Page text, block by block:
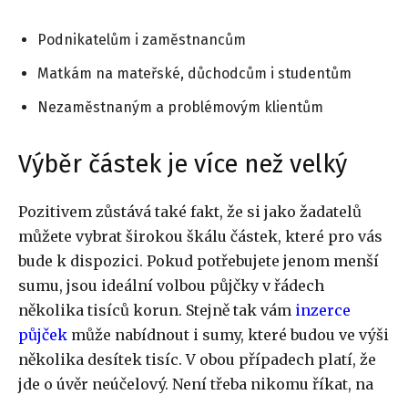
Podnikatelům i zaměstnancům
Matkám na mateřské, důchodcům i studentům
Nezaměstnaným a problémovým klientům
Výběr částek je více než velký
Pozitivem zůstává také fakt, že si jako žadatelů
můžete vybrat širokou škálu částek, které pro vás
bude k dispozici. Pokud potřebujete jenom menší
sumu, jsou ideální volbou půjčky v řádech
několika tisíců korun. Stejně tak vám inzerce
půjček může nabídnout i sumy, které budou ve výši
několika desítek tisíc. V obou případech platí, že
jde o úvěr neúčelový. Není třeba nikomu říkat, na